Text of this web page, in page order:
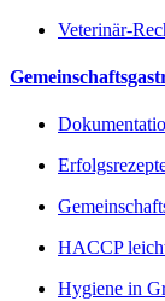
Veterinär-
HACCP
Hygiene in